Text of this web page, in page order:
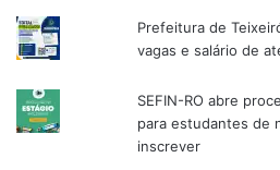
Prefeitura de
vagas e salário de
SEFIN-RO abre
para estudantes de
inscrever